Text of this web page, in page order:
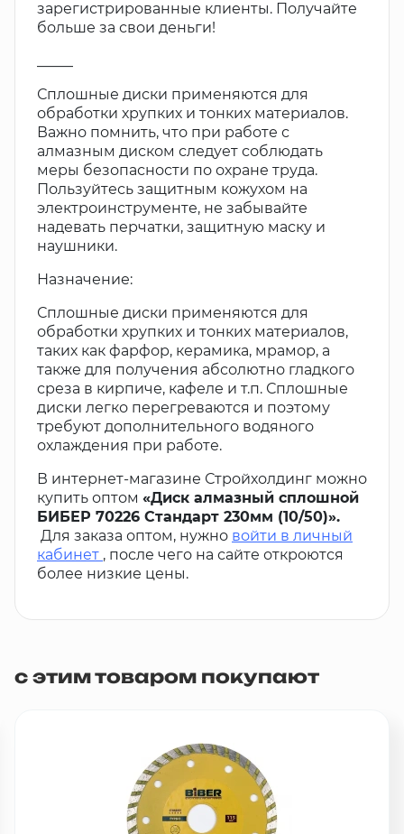
зарегистрированные клиенты. Получайте
больше за свои деньги!
Сплошные диски применяются для
обработки хрупких и тонких материалов.
Важно помнить, что при работе с
алмазным диском следует соблюдать
меры безопасности по охране труда.
Пользуйтесь защитным кожухом на
электроинструменте, не забывайте
надевать перчатки, защитную маску и
наушники.
Назначение:
Сплошные диски применяются для
обработки хрупких и тонких материалов,
таких как фарфор, керамика, мрамор, а
также для получения абсолютно гладкого
среза в кирпиче, кафеле и т.п. Сплошные
диски легко перегреваются и поэтому
требуют дополнительного водяного
охлаждения при работе.
В интернет-магазине Стройхолдинг можно
купить оптом «Диск алмазный сплошной
БИБЕР 70226 Стандарт 230мм (10/50)».
Для заказа оптом, нужно войти в личный
кабинет , после чего на сайте откроются
более низкие цены.
с этим товаром покупают